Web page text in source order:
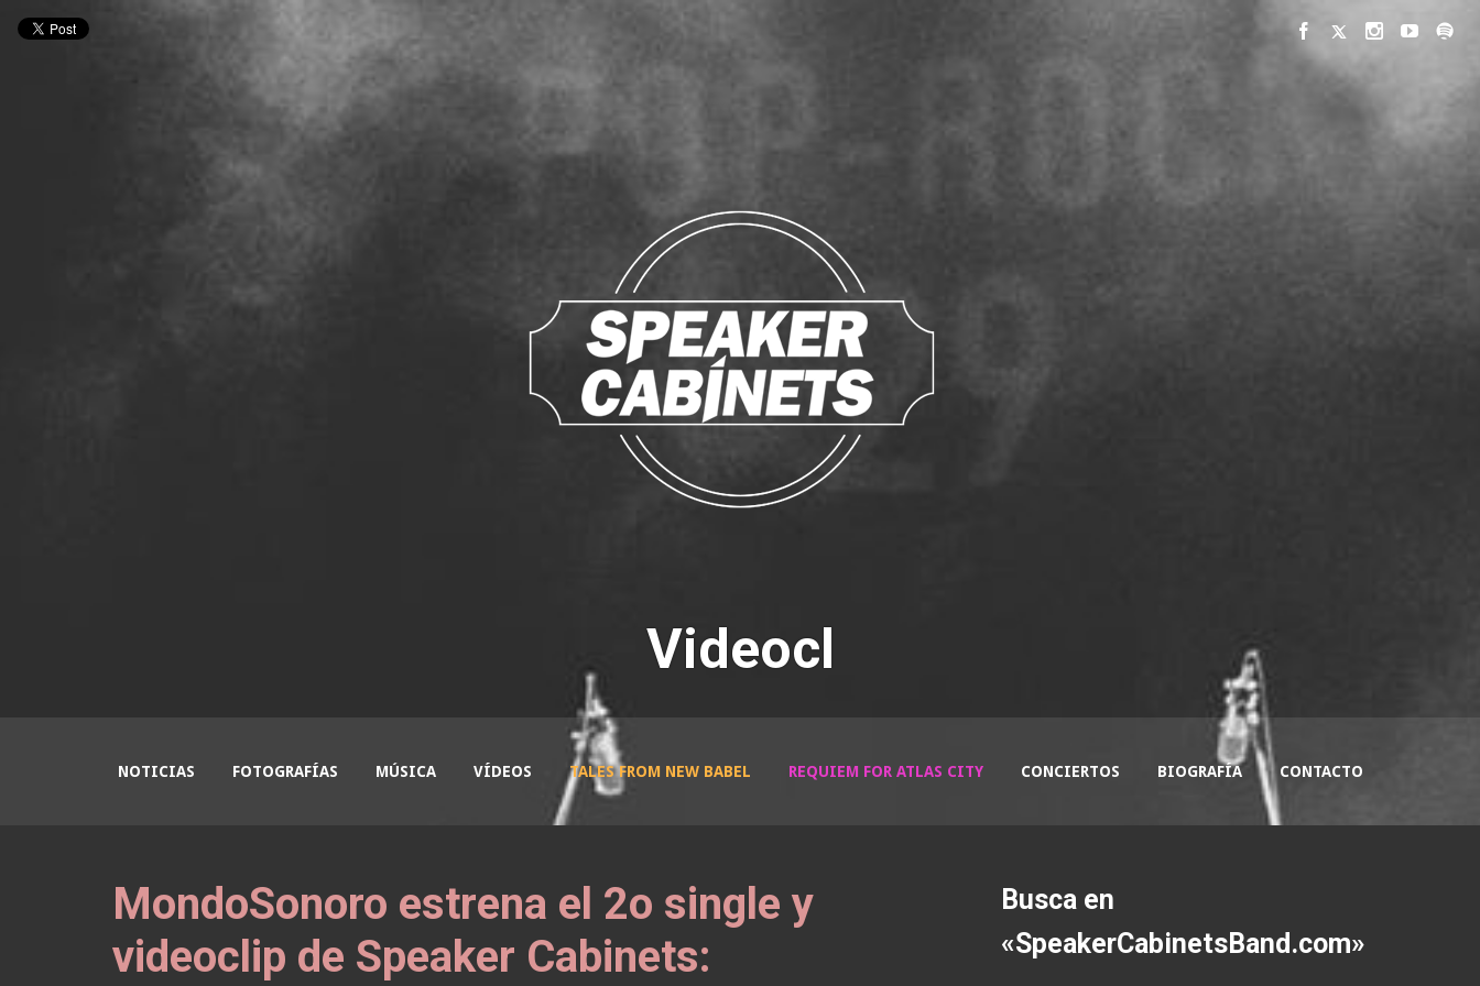
NOTICIAS FOTOGRAFÍAS MÚSICA VÍDEOS TALES FROM NEW BABEL REQUIEM FOR ATLAS CITY CONCIERTOS BIOGRAFÍA CONTACTO
Videocl
MondoSonoro estrena el 2o single y
videoclip de Speaker Cabinets:
Busca en
«SpeakerCabinetsBand.com»